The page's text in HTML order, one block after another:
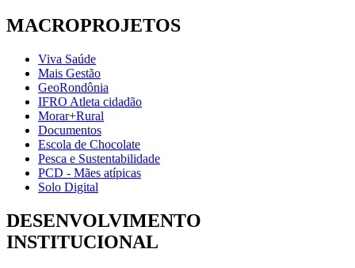
MACROPROJETOS
Viva Saúde
Mais Gestão
GeoRondônia
IFRO Atleta cidadão
Morar+Rural
Documentos
Escola de Chocolate
Pesca e Sustentabilidade
PCD - Mães atípicas
Solo Digital
DESENVOLVIMENTO
INSTITUCIONAL